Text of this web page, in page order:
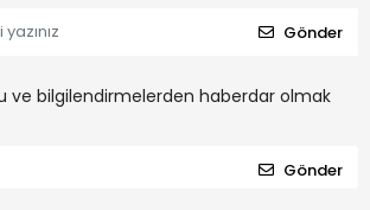
Gönder
ve bilgilendirmelerden haberdar olmak
Gönder